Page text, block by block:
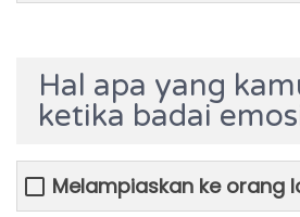
Hal apa yang
ketika badai
Melampiaskan ke orang